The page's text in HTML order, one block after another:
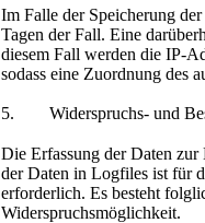
Im Falle der Speicherung
Tagen der Fall. Eine
diesem Fall werden die IP-
sodass eine Zuordnung des
5. Widerspruchs- und
Die Erfassung der Daten
der Daten in Logfiles ist für
erforderlich. Es besteht
Widerspruchsmöglichkeit.